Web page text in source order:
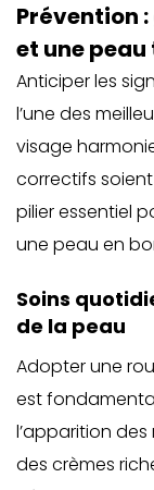
Prévention
et une
Anticiper les
l’une des
visage
correctifs
pilier essentiel
une peau en
Soins
de la peau
Adopter une
est
l’apparition des
des crèmes